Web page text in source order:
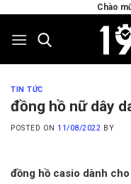
content
Chào
TIN TỨC
đồng hồ nữ dây
POSTED ON 11/08/2022 BY
đồng hồ casio dành